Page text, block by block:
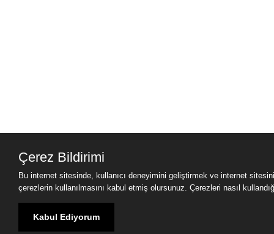
Çerez Bildirimi
Bu internet sitesinde, kullanıcı deneyimini geliştirmek ve internet
çerezlerin kullanılmasını kabul etmiş olursunuz. Çerezleri nasıl
Kabul Ediyorum